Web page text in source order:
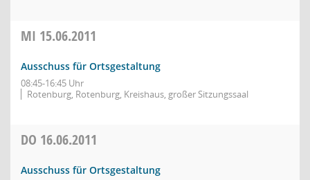
MI 15.06.2011
Ausschuss für Ortsgestaltung
08:45-16:45 Uhr
Rotenburg, Rotenburg, Kreishaus, großer Sitzungssaal
DO 16.06.2011
Ausschuss für Ortsgestaltung